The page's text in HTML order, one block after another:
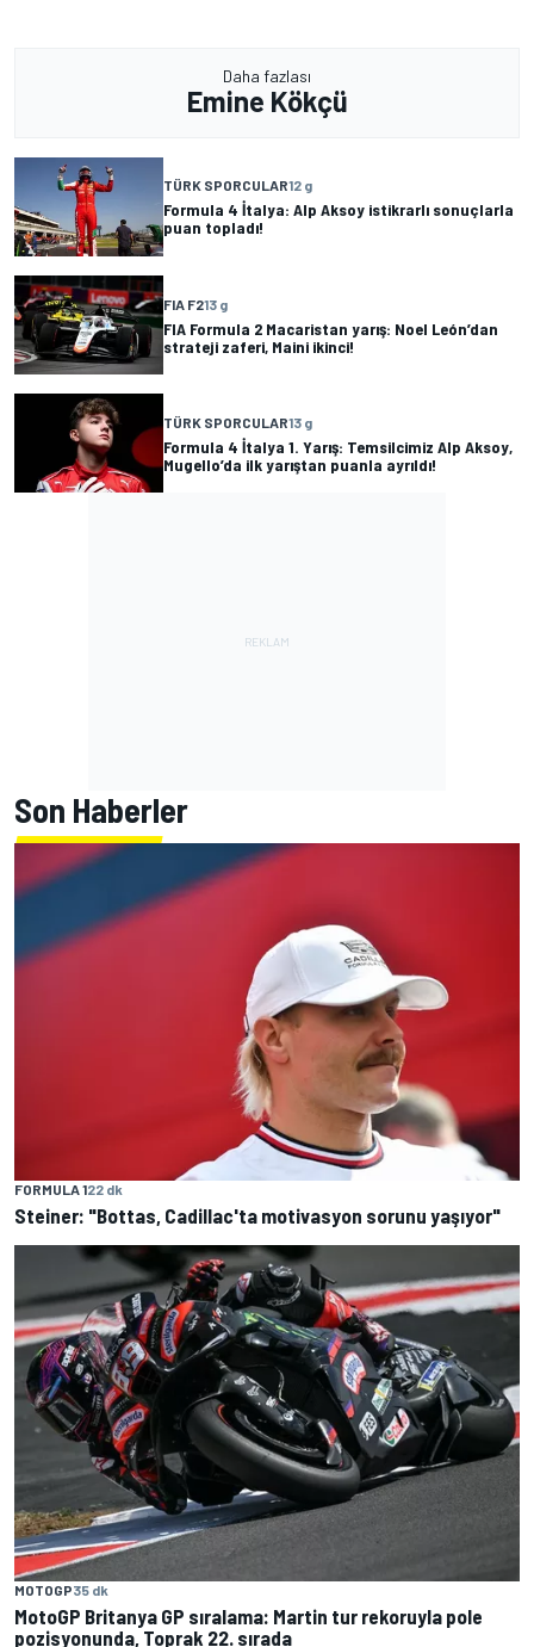
Daha fazlası
Emine Kökçü
TÜRK SPORCULAR12 g
Formula 4 İtalya: Alp Aksoy istikrarlı sonuçlarla
puan topladı!
FIA F213 g
FIA Formula 2 Macaristan yarış: Noel León’dan
strateji zaferi, Maini ikinci!
TÜRK SPORCULAR13 g
Formula 4 İtalya 1. Yarış: Temsilcimiz Alp Aksoy,
Mugello’da ilk yarıştan puanla ayrıldı!
Son Haberler
FORMULA 122 dk
Steiner: "Bottas, Cadillac'ta motivasyon sorunu yaşıyor"
MOTOGP35 dk
MotoGP Britanya GP sıralama: Martin tur rekoruyla pole
pozisyonunda, Toprak 22. sırada